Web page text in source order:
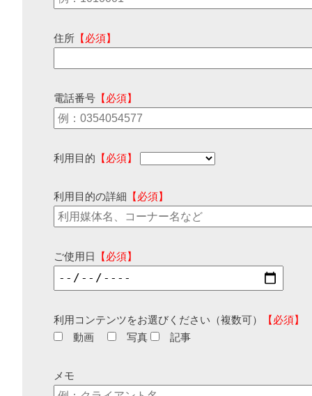
住所 【必須】
電話番号 【必須】
利用目的 【必須】
利用目的の詳細 【必須】
ご使用日 【必須】
利用コンテンツをお選びください（複数可）
【必須】
動画
写真 記事
メモ